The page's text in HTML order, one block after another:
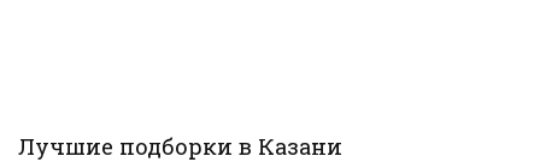
Лучшие подборки в Казани